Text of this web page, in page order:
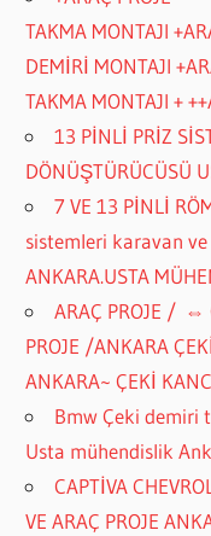
TAKMA MONTAJI
DEMİRİ MONTAJI
TAKMA MONTAJI +
13 PİNLİ PRİZ
DÖNÜŞTÜRÜCÜSÜ
7 VE 13 PİNLİ
sistemleri karavan
ANKARA.USTA
ARAÇ PROJE / ⇔
PROJE /ANKARA
ANKARA~ ÇEKİ
Bmw Çeki demiri
Usta mühendislik
CAPTİVA
VE ARAÇ PROJE